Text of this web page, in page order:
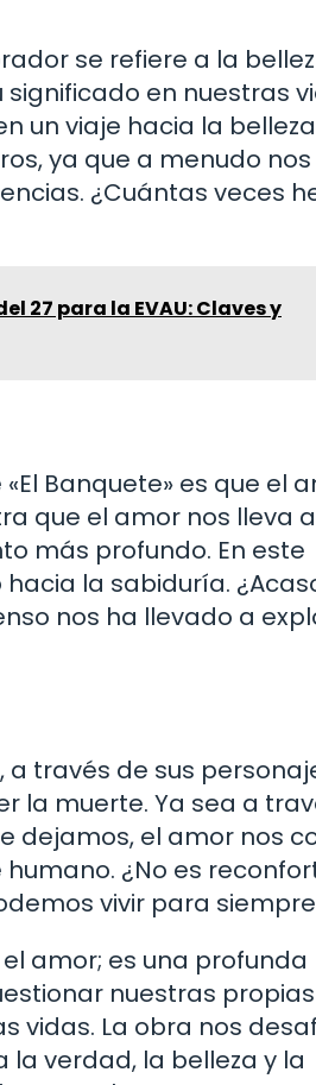
se refiere a la
en nuestras
un viaje hacia la
ya que a menudo nos
¿Cuántas veces
27 para la EVAU: Claves y
Banquete» es que el
que el amor nos lleva a
más profundo. En este
la sabiduría.
nos ha llevado a
través de sus
la muerte. Ya sea a
dejamos, el amor nos
¿No es
vivir para
amor; es una profunda
nuestras propias
vidas. La obra nos
la verdad, la belleza y la